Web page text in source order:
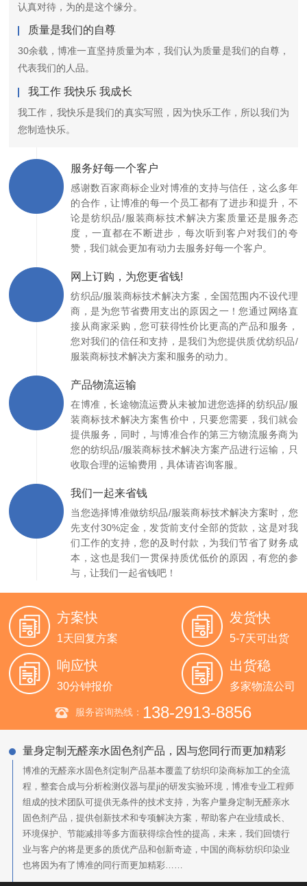
认真对待，为的是这个缘分。
质量是我们的自尊
30余载，博准一直坚持质量为本，我们认为质量是我们的自尊，
代表我们的人品。
我工作 我快乐 我成长
我工作，我快乐是我们的真实写照，因为快乐工作，所以我们为
您制造快乐。
服务好每一个客户
感谢数百家商标企业对博准的支持与信任，这么多年
的合作，让博准的每一个员工都有了进步和提升，不
论是纺织品/服装商标技术解决方案质量还是服务态
度，一直都在不断进步，每次听到客户对我们的夸
赞，我们就会更加有动力去服务好每一个客户。
网上订购，为您更省钱!
纺织品/服装商标技术解决方案，全国范围内不设代理
商，是为您节省费用支出的原因之一！您通过网络直
接从商家采购，您可获得性价比更高的产品和服务，
您对我们的信任和支持，是我们为您提供质优纺织品/
服装商标技术解决方案和服务的动力。
产品物流运输
在博准，长途物流运费从未被加进您选择的纺织品/服
装商标技术解决方案售价中，只要您需要，我们就会
提供服务，同时，与博准合作的第三方物流服务商为
您的纺织品/服装商标技术解决方案产品进行运输，只
收取合理的运输费用，具体请咨询客服。
我们一起来省钱
当您选择博准做纺织品/服装商标技术解决方案时，您
先支付30%定金，发货前支付全部的货款，这是对我
们工作的支持，您的及时付款，为我们节省了财务成
本，这也是我们一贯保持质优低价的原因，有您的参
与，让我们一起省钱吧！
方案快
1天回复方案
发货快
5-7天可出货
响应快
30分钟报价
出货稳
多家物流公司
服务咨询热线： 138-2913-8856
量身定制无醛亲水固色剂产品，因与您同行而更加精彩
博准的无醛亲水固色剂定制产品基本覆盖了纺织印染商标加工的全流
程，整套合成与分析检测仪器与星ji的研发实验环境，博准专业工程师
组成的技术团队可提供无条件的技术支持，为客户量身定制无醛亲水
固色剂产品，提供创新技术和专项解决方案，帮助客户在业绩成长、
环境保护、节能减排等多方面获得综合性的提高，未来，我们回馈行
业与客户的将是更多的质优产品和创新奇迹，中国的商标纺织印染业
也将因为有了博准的同行而更加精彩……